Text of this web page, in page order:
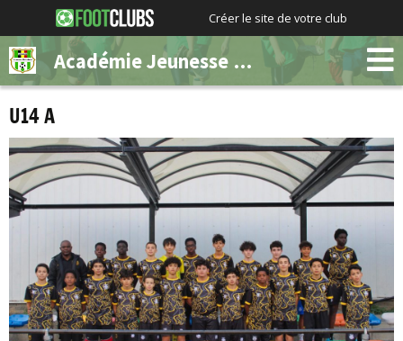
Créer le site de votre club
Académie Jeunesse Molenbeek
U14 A